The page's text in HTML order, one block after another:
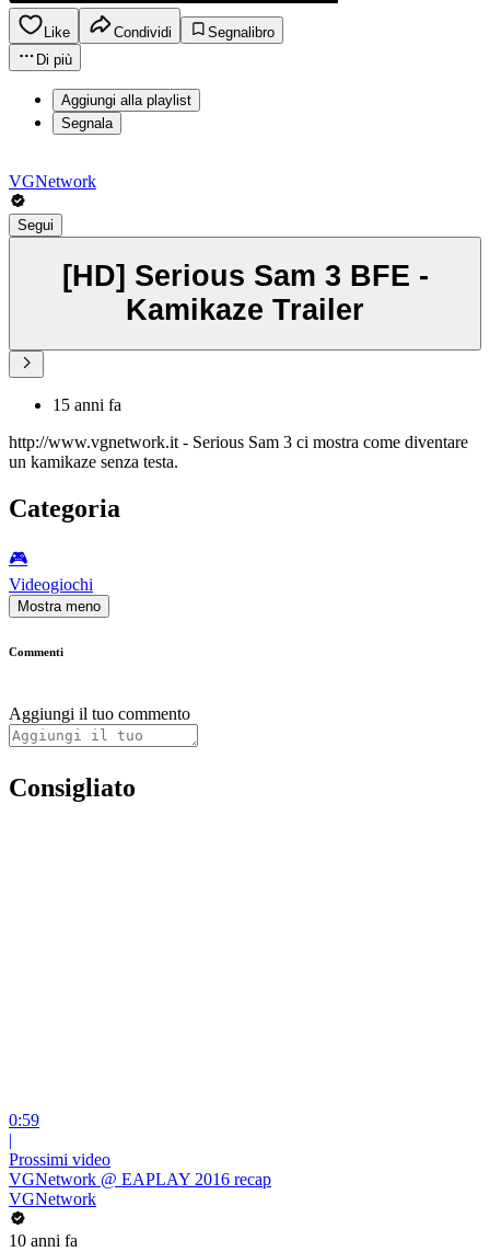
Like Condividi
Segnalibro
Di più
Aggiungi alla playlist
Segnala
VGNetwork
Segui
[HD] Serious Sam 3 BFE -
Kamikaze Trailer
15 anni fa
http://www.vgnetwork.it - Serious Sam 3 ci mostra come diventare
un kamikaze senza testa.
Categoria
🎮️
Videogiochi
Mostra meno
Commenti
Aggiungi il tuo commento
Consigliato
0:59
|
Prossimi video
VGNetwork @ EAPLAY 2016 recap
VGNetwork
10 anni fa